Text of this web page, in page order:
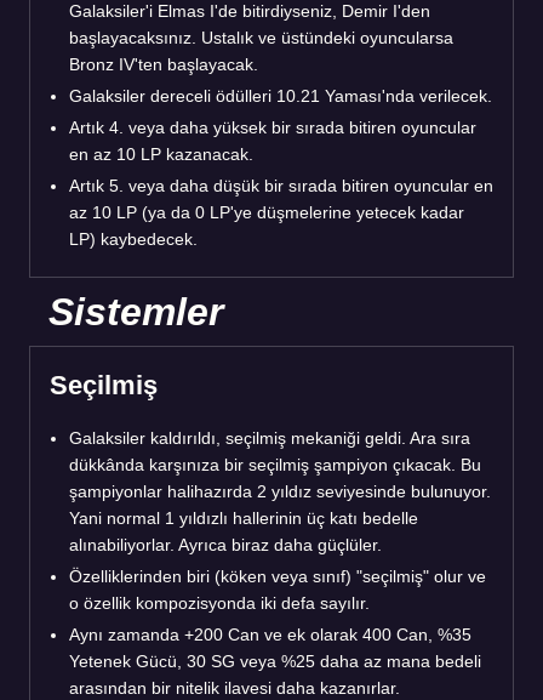
Galaksiler'i Elmas I'de bitirdiyseniz, Demir I'den
başlayacaksınız. Ustalık ve üstündeki oyuncularsa
Bronz IV'ten başlayacak.
Galaksiler dereceli ödülleri 10.21 Yaması'nda verilecek.
Artık 4. veya daha yüksek bir sırada bitiren oyuncular
en az 10 LP kazanacak.
Artık 5. veya daha düşük bir sırada bitiren oyuncular en
az 10 LP (ya da 0 LP'ye düşmelerine yetecek kadar
LP) kaybedecek.
Sistemler
Seçilmiş
Galaksiler kaldırıldı, seçilmiş mekaniği geldi. Ara sıra
dükkânda karşınıza bir seçilmiş şampiyon çıkacak. Bu
şampiyonlar halihazırda 2 yıldız seviyesinde bulunuyor.
Yani normal 1 yıldızlı hallerinin üç katı bedelle
alınabiliyorlar. Ayrıca biraz daha güçlüler.
Özelliklerinden biri (köken veya sınıf) "seçilmiş" olur ve
o özellik kompozisyonda iki defa sayılır.
Aynı zamanda +200 Can ve ek olarak 400 Can, %35
Yetenek Gücü, 30 SG veya %25 daha az mana bedeli
arasından bir nitelik ilavesi daha kazanırlar.